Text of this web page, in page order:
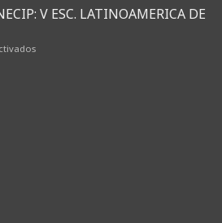
renovó
sus
y
V ESC. LATINOAMERICA DE
en